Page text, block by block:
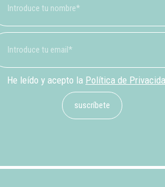
He leído y acepto la Política de
suscríbete